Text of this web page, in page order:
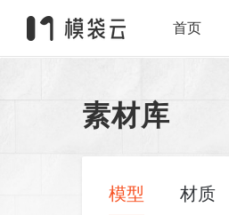
首页
素材库
模型 材质